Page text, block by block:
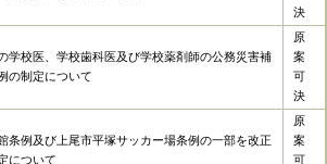
決
学校医、学校歯科医及び学校薬剤師の公務災害補
の制定について
原
案
可
決
条例及び上尾市平塚サッカー場条例の一部を改正
について
原
案
可